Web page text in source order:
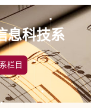
息科技系
栏目